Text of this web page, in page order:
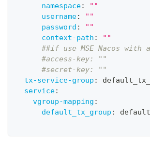
namespace:
""
username:
""
password :
""
context-path :
""
##if use MSE Nacos with
#access-key: ""
#secret-key: ""
tx-service-group :
service:
vgroup-mapping :
default_tx_group : default